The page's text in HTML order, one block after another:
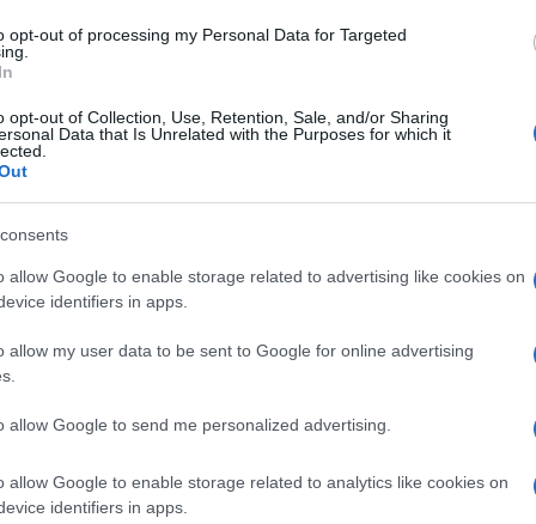
opt-out of processing my Personal Data for Targeted
opt-out of Collection, Use, Retention, Sale, and/or Sharing
Data that Is Unrelated with the Purposes for which it
allow Google to enable storage related to advertising like cookies on
identifiers in apps.
allow my user data to be sent to Google for online advertising
allow Google to send me personalized advertising.
allow Google to enable storage related to analytics like cookies on
identifiers in apps.
e disinfettanti dimostrando non
della domanda e dell’offerta, ma
letteratura italiana,“I Promessi Sposi”, e
al forno delle grucce?
adempimenti fiscali, senza nemmeno
strutturale e tangibile del carico
il momento. Ci sono però anche altri
del Consiglio, e spero vivamente che
di tradimento o una “mancanza di
ultimi giorni da parte di esponenti della